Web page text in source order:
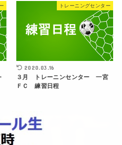
トレーニングセンター
2020.03.16
３月 トレーニンセンター 一宮
ＦＣ 練習日程